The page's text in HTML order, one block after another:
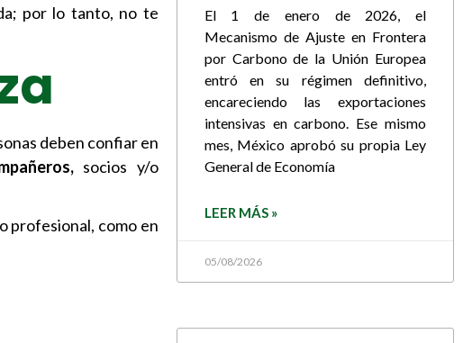
por lo tanto, no te
deben confiar en
socios y/o
profesional, como en
El 1 de enero de 2026, el
Mecanismo de Ajuste en Frontera
por Carbono de la Unión Europea
entró en su régimen definitivo,
encareciendo las exportaciones
intensivas en carbono. Ese mismo
mes, México aprobó su propia Ley
General de Economía
LEER MÁS »
05/08/2026